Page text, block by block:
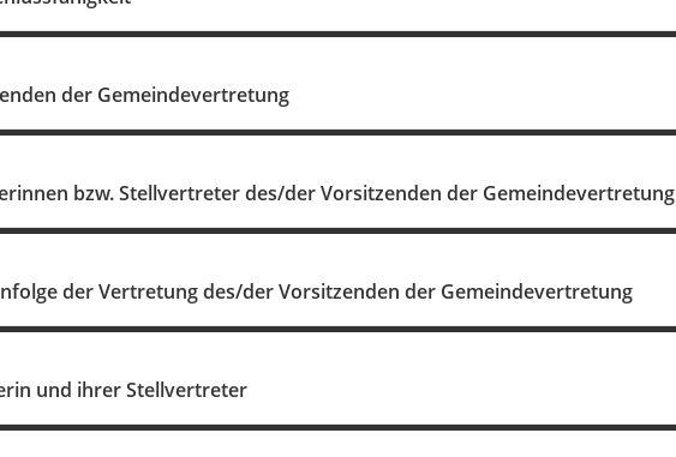
der Gemeindevertretung
bzw. Stellvertreter des/der Vorsitzenden der Gemeindevertretung
der Vertretung des/der Vorsitzenden der Gemeindevertretung
und ihrer Stellvertreter